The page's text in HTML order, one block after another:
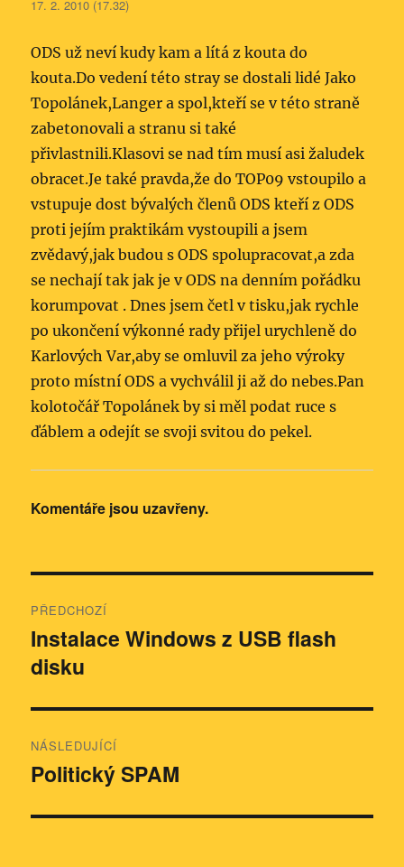
17. 2. 2010 (17.32)
ODS už neví kudy kam a lítá z kouta do
kouta.Do vedení této stray se dostali lidé Jako
Topolánek,Langer a spol,kteří se v této straně
zabetonovali a stranu si také
přivlastnili.Klasovi se nad tím musí asi žaludek
obracet.Je také pravda,že do TOP09 vstoupilo a
vstupuje dost bývalých členů ODS kteří z ODS
proti jejím praktikám vystoupili a jsem
zvědavý,jak budou s ODS spolupracovat,a zda
se nechají tak jak je v ODS na denním pořádku
korumpovat . Dnes jsem četl v tisku,jak rychle
po ukončení výkonné rady přijel urychleně do
Karlových Var,aby se omluvil za jeho výroky
proto místní ODS a vychválil ji až do nebes.Pan
kolotočář Topolánek by si měl podat ruce s
ďáblem a odejít se svoji svitou do pekel.
Komentáře jsou uzavřeny.
pro
příspěvek
PŘEDCHOZÍ
Předchozí
příspěvek:
Instalace Windows z USB flash
disku
NÁSLEDUJÍCÍ
Následující
Politický SPAM